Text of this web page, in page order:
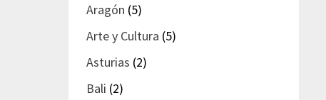
Aragón (5)
Arte y Cultura (5)
Asturias (2)
Bali (2)